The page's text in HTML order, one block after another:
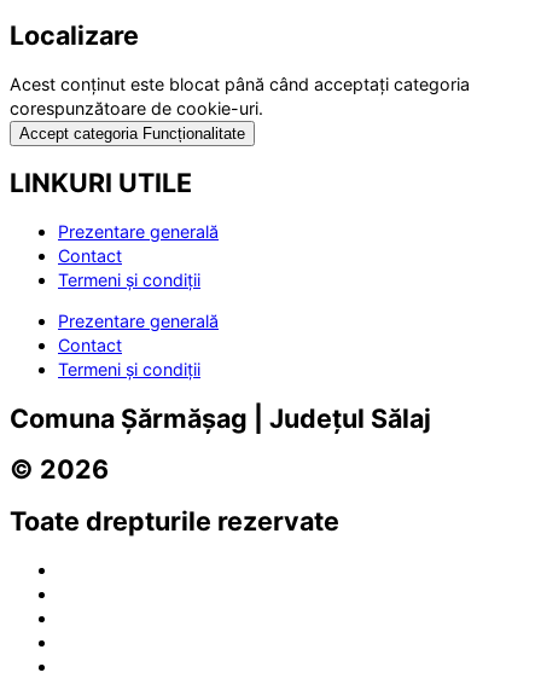
Localizare
Acest conținut este blocat până când acceptați categoria
corespunzătoare de cookie-uri.
Accept categoria Funcționalitate
LINKURI UTILE
Prezentare generală
Contact
Termeni și condiții
Prezentare generală
Contact
Termeni și condiții
Comuna Șărmășag | Județul Sălaj
© 2026
Toate drepturile rezervate